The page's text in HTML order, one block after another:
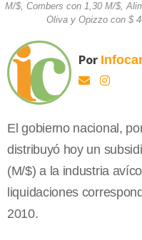
M/$, Combers con 1,30 M/$,
Oliva y Opizzo con $
Por
El gobierno nacional,
distribuyó hoy un
(M/$) a la industria
liquidaciones
2010.